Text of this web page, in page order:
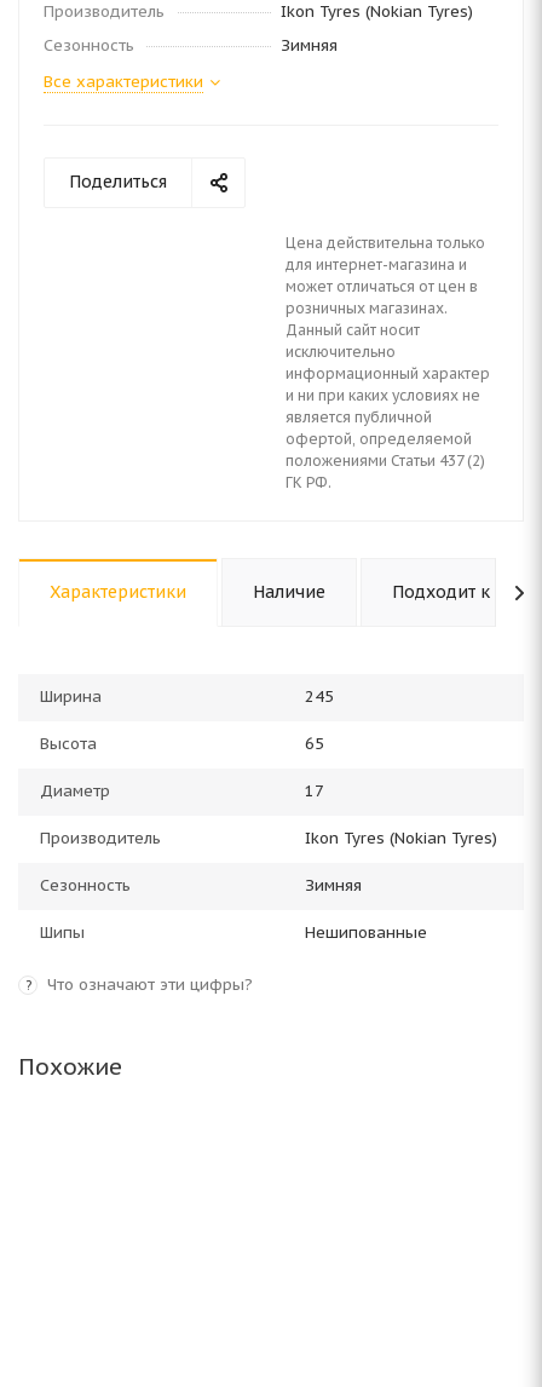
Производитель
Ikon Tyres (Nokian Tyres)
Сезонность
Зимняя
Все характеристики
Поделиться
Цена действительна только
для интернет-магазина и
может отличаться от цен в
розничных магазинах.
Данный сайт носит
исключительно
информационный характер
и ни при каких условиях не
является публичной
офертой, определяемой
положениями Статьи 437 (2)
ГК РФ.
Характеристики Наличие Подходит к авто
Ширина 245
Высота 65
Диаметр 17
Производитель Ikon Tyres (Nokian Tyres)
Сезонность Зимняя
Шипы Нешипованные
? Что означают эти цифры?
Похожие